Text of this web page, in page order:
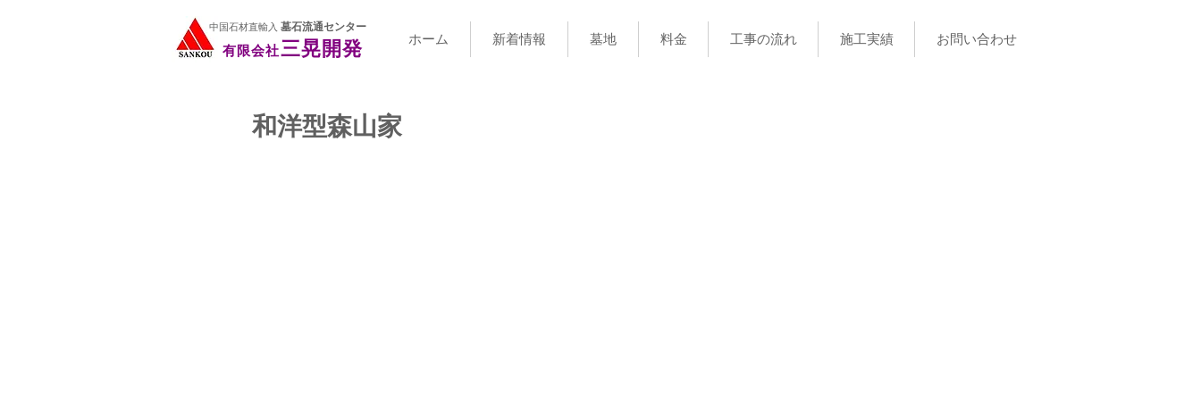
有限会社三晃開発
有限会社三晃開発
中国石材直輸入 墓石流通センター
ホーム 新着情報 墓地 料金 工事の流れ 施工実績 お問い合わせ
和洋型森山家